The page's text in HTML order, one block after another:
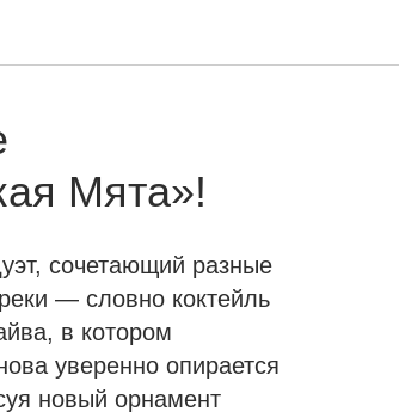
Мята»!
сочетающий разные
— словно коктейль
в котором
уверенно опирается
новый орнамент